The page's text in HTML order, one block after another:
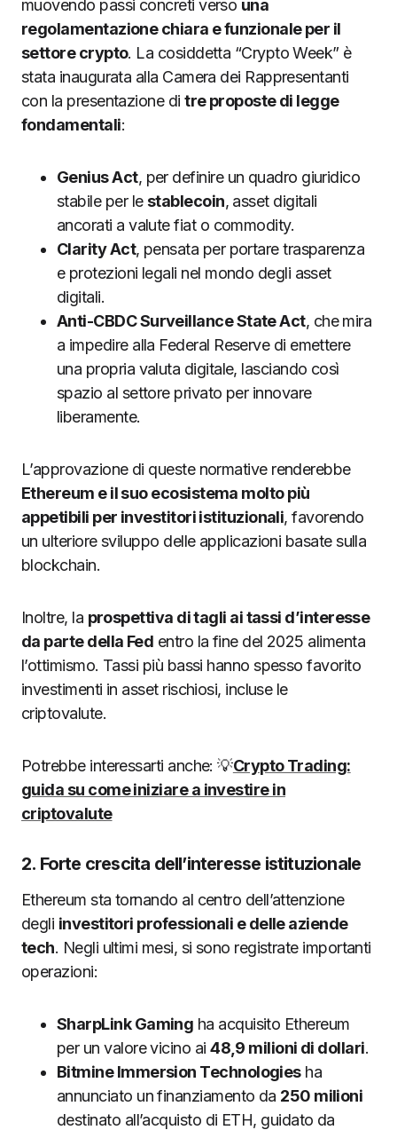
muovendo passi concreti verso una
regolamentazione chiara e funzionale per il
settore crypto. La cosiddetta “Crypto Week” è
stata inaugurata alla Camera dei Rappresentanti
con la presentazione ditre proposte di legge
fondamentali:
Genius Act, per definire un quadro giuridico
stabile per le stablecoin, asset digitali
ancorati a valute fiat o commodity.
Clarity Act, pensata per portare trasparenza
e protezioni legali nel mondo degli asset
digitali.
Anti-CBDC Surveillance State Act, che mira
a impedire alla Federal Reserve di emettere
una propria valuta digitale, lasciando così
spazio al settore privato per innovare
liberamente.
L’approvazione di queste normative renderebbe
Ethereum e il suo ecosistema molto più
appetibili per investitori istituzionali, favorendo
un ulteriore sviluppo delle applicazioni basate sulla
blockchain.
Inoltre, la prospettiva di tagli ai tassi d’interesse
da parte della Fed entro la fine del 2025 alimenta
l’ottimismo. Tassi più bassi hanno spesso favorito
investimenti in asset rischiosi, incluse le
criptovalute.
Potrebbe interessarti anche: 💡Crypto Trading:
guida su come iniziare a investire in
criptovalute
2. Forte crescita dell’interesse istituzionale
Ethereum sta tornando al centro dell’attenzione
degli investitori professionali e delle aziende
tech. Negli ultimi mesi, si sono registrate importanti
operazioni:
SharpLink Gaming ha acquisito Ethereum
per un valore vicino ai48,9 milioni di dollari.
Bitmine Immersion Technologiesha
annunciato un finanziamento da 250 milioni
destinato all’acquisto di ETH, guidato da